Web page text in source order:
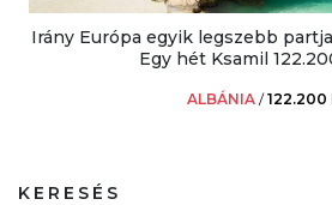
Irány Európa egyik legszebb
Egy hét Ksamil
ALBÁNIA /122.200
KERESÉS